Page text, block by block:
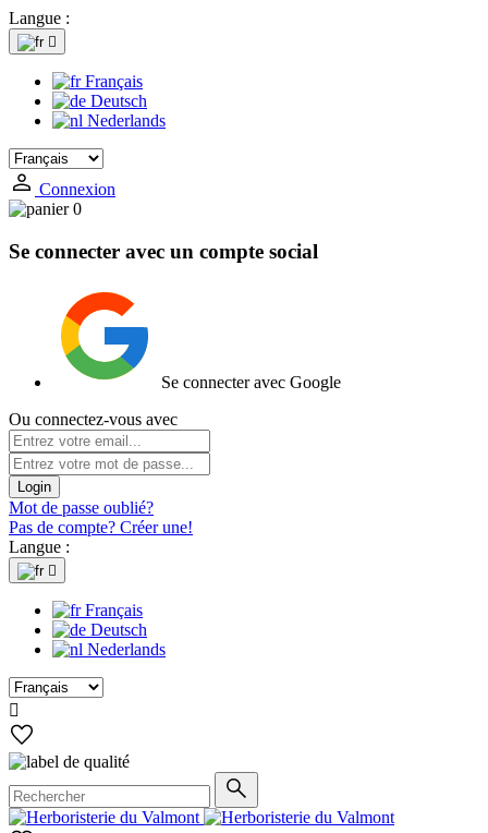
Langue :

Français
Deutsch
Nederlands
Connexion
0
Se connecter avec un compte social
Se connecter avec Google
Ou connectez-vous avec
Login
Mot de passe oublié?
Pas de compte? Créer une!
Langue :

Français
Deutsch
Nederlands
